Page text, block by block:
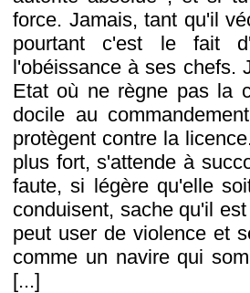
force. Jamais, tant qu'il
pourtant c'est le fait
l'obéissance à ses chefs.
Etat où ne règne pas la
docile au
protègent contre la
plus fort, s'attende à
faute, si légère qu'elle
conduisent, sache qu'il
peut user de violence et
comme un navire qui
[...]